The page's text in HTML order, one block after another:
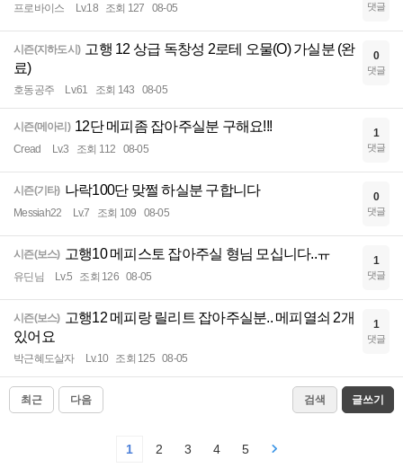
프로바이스 Lv.18 조회 127 08-05 댓글
시즌(지하도시) 고행 12 상급 독창성 2로테 오물(O) 가실분 (완
료)
호동공주 Lv.61 조회 143 08-05
0
댓글
시즌(메아리) 12단 메피좀 잡아주실분 구해요!!!
Cread Lv.3 조회 112 08-05
1
댓글
시즌(기타) 나락100단 맞쩔 하실분 구합니다
Messiah22 Lv.7 조회 109 08-05
0
댓글
시즌(보스) 고행10 메피스토 잡아주실 형님 모십니다..ㅠ
유딘님 Lv.5 조회 126 08-05
1
댓글
시즌(보스) 고행12 메피랑 릴리트 잡아주실분.. 메피열쇠 2개
있어요
박근혜도살자 Lv.10 조회 125 08-05
1
댓글
최근 다음 검색 글쓰기
1 2 3 4 5